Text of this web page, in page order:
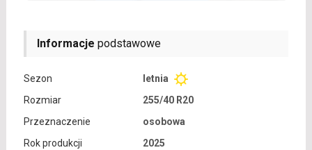
Informacje podstawowe
Sezon
letnia
Rozmiar
255/40 R20
Przeznaczenie
osobowa
Rok produkcji
2025